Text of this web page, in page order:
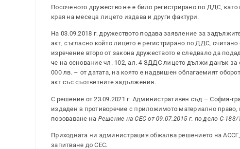
Посоченото дружество не е било регистрирано по ДДС,
края на месеца лицето издава и други фактури.
На 03.09.2018 г. дружеството подава заявление за
акт, съгласно който лицето е регистрирано по ДДС,
изречение второ от закона дружеството е следвало да
че на основание чл. 102, ал. 4 ЗДДС лицето дължи данък за
000 лв. – от датата, на която е надвишен облагаемият
акт със съответните задължения.
С решение от 23.09.2021 г. Административен съд – София-
издаден в противоречие с приложимото материално
позоваване на Решение на СЕС от 09.07.2015 г. по дело C-183/
Приходната ни администрация обжалва решението на
запитване до СЕС.